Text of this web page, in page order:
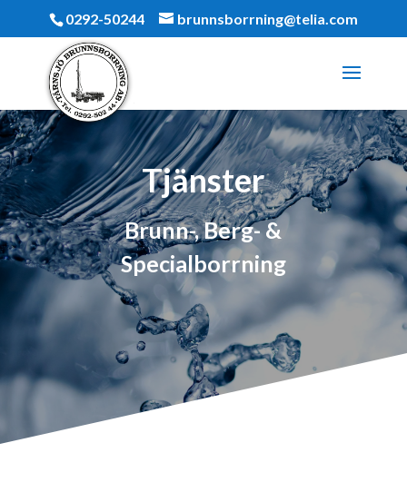
0292-50244 brunnsborrning@telia.com
Tjänster
Brunn-, Berg- &
Specialborrning